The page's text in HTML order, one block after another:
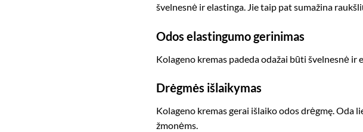
švelnesnė ir elastinga. Jie taip pat sumažina
Odos elastingumo gerinimas
Kolageno kremas padeda odažai būti švelnesnė
Drėgmės išlaikymas
Kolageno kremas gerai išlaiko odos drėgmę. Oda
žmonėms.